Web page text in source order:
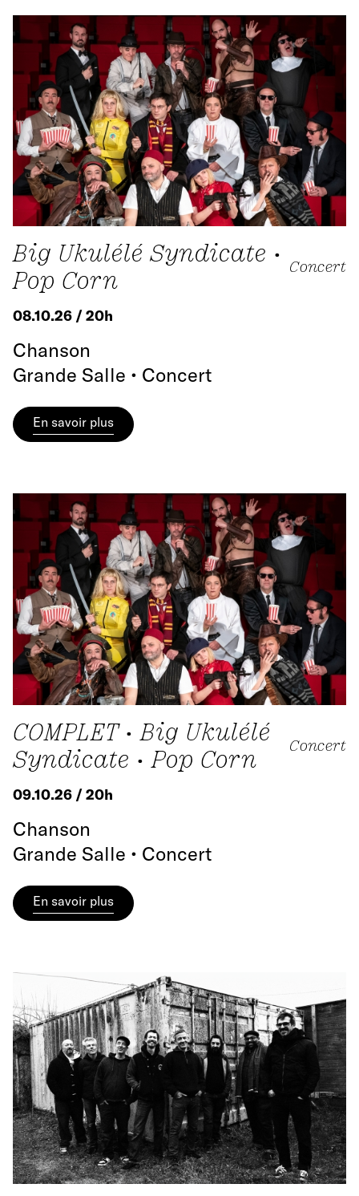
Big Ukulélé Syndicate •
Pop Corn
Concert
08.10.26 / 20h
Chanson
Grande Salle • Concert
En savoir plus
COMPLET • Big Ukulélé
Syndicate • Pop Corn
Concert
09.10.26 / 20h
Chanson
Grande Salle • Concert
En savoir plus